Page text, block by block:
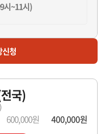
시~11시)
시~14시)
시~14시)
신청
국)
600,000원 400,000원